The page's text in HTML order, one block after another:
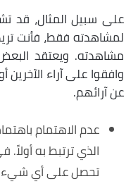
على سبيل المثال، قد
لمشاهدته فقط، فأنت
مشاهدته. ويعتقد
وافقوا على آراء الآخرين
عن آرائهم.
عدم الاهتمام
الذي ترتبط به
تحصل على أي شيء